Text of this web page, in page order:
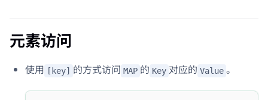
元素访问
使用 [key] 的方式访问 MAP 的 Key 对应的 Value 。